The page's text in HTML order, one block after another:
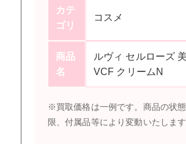
カテ
ゴリ
コスメ
商品
名
ルヴィ セルローズ
VCF クリームN
※買取価格は一例です。商品の状
限、付属品等により変動いたします